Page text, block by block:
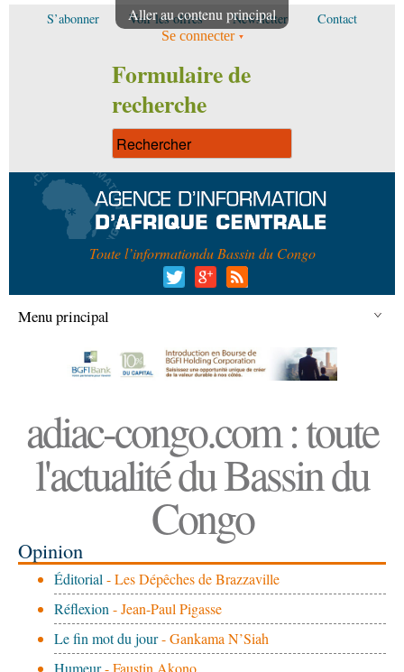
Aller au contenu principal
S’abonner Voir les offres Newsletter Contact
Se connecter
Formulaire de
recherche
Toute l’informationdu Bassin du Congo
Menu principal
adiac-congo.com : toute
l'actualité du Bassin du
Congo
Opinion
Éditorial- Les Dépêches de Brazzaville
Réflexion- Jean-Paul Pigasse
Le fin mot du jour- Gankama N’Siah